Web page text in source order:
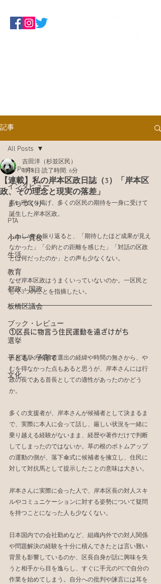
記事
All Posts
インタビュー
まちづくり
PTA
小中一貫校
生活
教育
都政・国政
板橋区議会
ブック・レビュー
選挙
子ども・子育て
文化
All Posts
【連載】私の岸本区政日誌（3）「岸本区
政、その理念と現実の落差」
吉田洋（杉並区民）
5月8日 読了時間: 6分
高い理念を掲げ、多くの区民の期待を一身に受けて
誕生した岸本区政。
しかし4年を振り返ると、「期待したほど成果が見え
なかった」「公約との距離を感じた」「対話の区政
とは何だったのか」との声も少なくない。
なぜ岸本区政はうまくいっていないのか。一区民と
して3つのことを指摘したい。
①区長に物言う住民運動を遠ざけがち
区長選挙の候補者選出の経緯や時間の無さから、や
むを得なかった点もあると思うが、岸本さんには行
政の長である首長としての適性があったのかどう
か。
多くの支援者が、岸本さんが候補者として決まるま
で、実際に本人に会って話し、厳しい状況を一緒に
乗り越える経験がないまま、経歴や著作だけで判断
してしまったのではないか。草の根のボトムアップ
の運動の側が、落下傘式に候補者を擁立し、住民に
対して対抗馬として提示したことの意味は大きい。
岸本さんに実際に会った人で、岸本区長の対人スキ
ルやコミュニケーションに対する姿勢について疑問
を持つことになった人も少なくない。
日本国内での会社勤めなど、組織内外での対人関係
や問題解決の経験を十分に積んできたとは言い難い
背景も影響しているのか、区長自身が話に興味を失
うと相手から目を逸らし、すぐに手元のPCで自分の
作業を始めてしまう。自分への批判や諫言には耳を